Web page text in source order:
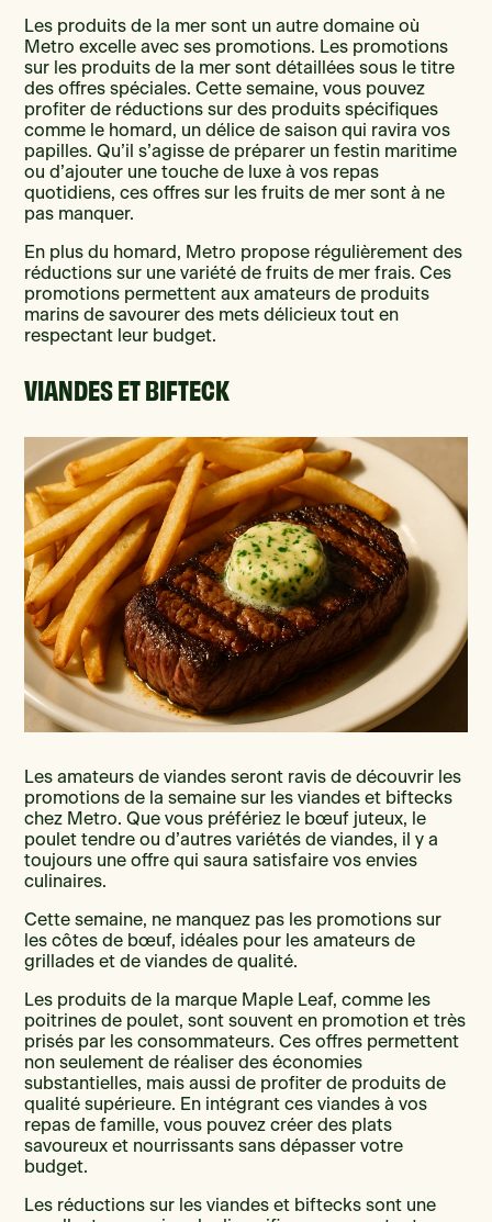
Les produits de la mer sont un autre domaine où
Metro excelle avec ses promotions. Les promotions
sur les produits de la mer sont détaillées sous le titre
des offres spéciales. Cette semaine, vous pouvez
profiter de réductions sur des produits spécifiques
comme le homard, un délice de saison qui ravira vos
papilles. Qu’il s’agisse de préparer un festin maritime
ou d’ajouter une touche de luxe à vos repas
quotidiens, ces offres sur les fruits de mer sont à ne
pas manquer.
En plus du homard, Metro propose régulièrement des
réductions sur une variété de fruits de mer frais. Ces
promotions permettent aux amateurs de produits
marins de savourer des mets délicieux tout en
respectant leur budget.
VIANDES ET BIFTECK
Les amateurs de viandes seront ravis de découvrir les
promotions de la semaine sur les viandes et biftecks
chez Metro. Que vous préfériez le bœuf juteux, le
poulet tendre ou d’autres variétés de viandes, il y a
toujours une offre qui saura satisfaire vos envies
culinaires.
Cette semaine, ne manquez pas les promotions sur
les côtes de bœuf, idéales pour les amateurs de
grillades et de viandes de qualité.
Les produits de la marque Maple Leaf, comme les
poitrines de poulet, sont souvent en promotion et très
prisés par les consommateurs. Ces offres permettent
non seulement de réaliser des économies
substantielles, mais aussi de profiter de produits de
qualité supérieure. En intégrant ces viandes à vos
repas de famille, vous pouvez créer des plats
savoureux et nourrissants sans dépasser votre
budget.
Les réductions sur les viandes et biftecks sont une